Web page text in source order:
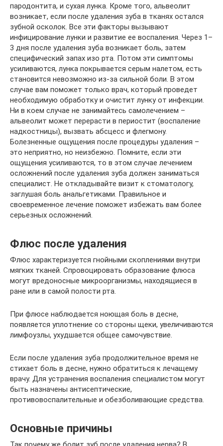
пародонтита, и сухая лунка. Кроме того, альвеолит
возникает, если после удаления зуба в тканях остался
зубной осколок. Все эти факторы вызывают
инфицирование лунки и развитие ее воспаления. Через 1–
3 дня после удаления зуба возникает боль, затем
специфический запах изо рта. Потом эти симптомы
усиливаются, лунка покрывается серым налетом, есть
становится невозможно из-за сильной боли. В этом
случае вам поможет только врач, который проведет
необходимую обработку и очистит лунку от инфекции.
Ни в коем случае не занимайтесь самолечением –
альвеолит может перерасти в периостит (воспаление
надкостницы), вызвать абсцесс и флегмону.
Болезненные ощущения после процедуры удаления –
это неприятно, но неизбежно. Помните, если эти
ощущения усиливаются, то в этом случае лечением
осложнений после удаления зуба должен заниматься
специалист. Не откладывайте визит к стоматологу,
заглушая боль анальгетиками. Правильное и
своевременное лечение поможет избежать вам более
серьезных осложнений.
Флюс после удаления
Флюс характеризуется гнойными скоплениями внутри
мягких тканей. Спровоцировать образование флюса
могут вредоносные микроорганизмы, находящиеся в
ране или в самой полости рта.
При флюсе наблюдается ноющая боль в десне,
появляется уплотнение со стороны щеки, увеличиваются
лимфоузлы, ухудшается общее самочувствие.
Если после удаления зуба продолжительное время не
стихает боль в десне, нужно обратиться к лечащему
врачу. Для устранения воспаления специалистом могут
быть назначены антисептические,
противовоспалительные и обезболивающие средства.
Основные причины